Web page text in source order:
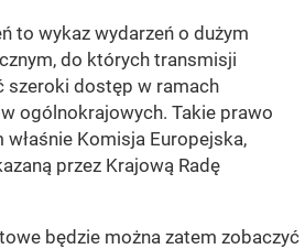
to wykaz wydarzeń o dużym
do których transmisji
szeroki dostęp w ramach
ogólnokrajowych. Takie prawo
Komisja Europejska,
przez Krajową Radę
będzie można zatem zobaczyć